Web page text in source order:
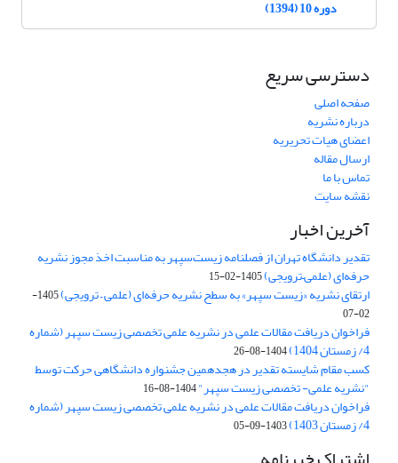
دوره 10 (1394)
دسترسی سریع
صفحه اصلی
درباره نشریه
اعضای هیات تحریریه
ارسال مقاله
تماس با ما
نقشه سایت
آخرین اخبار
تقدیر دانشگاه تهران از فصلنامه زیست‌سپهر به مناسبت اخذ مجوز نشریه
حرفه‌ای (علمی–ترویجی)1405-02-15
ارتقای نشریه «زیست‌ سپهر» به سطح نشریه حرفه‌ای (علمی – ترویجی)
1405-
02-07
فراخوان دریافت مقالات علمی در نشریه علمی تخصصی زیست سپهر (شماره
4/ زمستان 1404) 1404-08-26
کسب مقام شایسته تقدیر در هجدهمین جشنواره دانشگاهی حرکت توسط
"نشریه علمی- تخصصی زیست سپهر"1404-08-16
فراخوان دریافت مقالات علمی در نشریه علمی تخصصی زیست سپهر (شماره
4/ زمستان 1403) 1403-09-05